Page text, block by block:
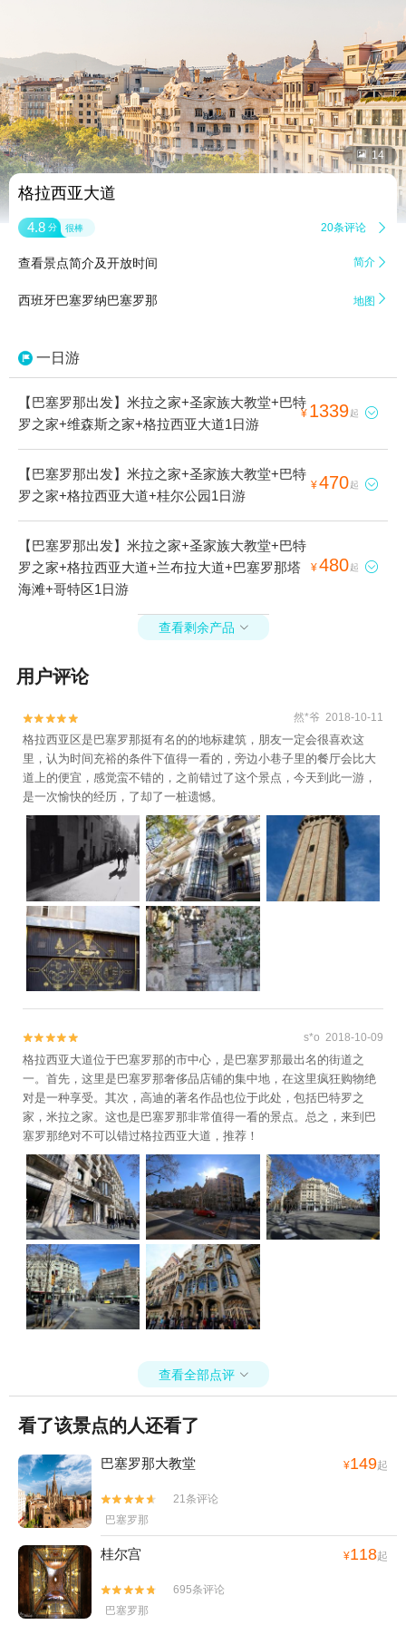
 14
格拉西亚大道
4.8 分 很棒 20条评论 
查看景点简介及开放时间 简介 
西班牙巴塞罗纳巴塞罗那 地图 
一日游
【巴塞罗那出发】米拉之家+圣家族大教堂+巴特
罗之家+维森斯之家+格拉西亚大道1日游
¥ 1339起 
【巴塞罗那出发】米拉之家+圣家族大教堂+巴特
罗之家+格拉西亚大道+桂尔公园1日游
¥470起 
【巴塞罗那出发】米拉之家+圣家族大教堂+巴特
罗之家+格拉西亚大道+兰布拉大道+巴塞罗那塔
海滩+哥特区1日游
¥480起 
查看剩余产品 
用户评论

 然*爷 2018-10-11
格拉西亚区是巴塞罗那挺有名的的地标建筑，朋友一定会很喜欢这
里，认为时间充裕的条件下值得一看的，旁边小巷子里的餐厅会比大
道上的便宜，感觉蛮不错的，之前错过了这个景点，今天到此一游，
是一次愉快的经历，了却了一桩遗憾。

 s*o 2018-10-09
格拉西亚大道位于巴塞罗那的市中心，是巴塞罗那最出名的街道之
一。首先，这里是巴塞罗那奢侈品店铺的集中地，在这里疯狂购物绝
对是一种享受。其次，高迪的著名作品也位于此处，包括巴特罗之
家，米拉之家。这也是巴塞罗那非常值得一看的景点。总之，来到巴
塞罗那绝对不可以错过格拉西亚大道，推荐！
查看全部点评 
看了该景点的人还看了
巴塞罗那大教堂 ¥149起


21条评论
巴塞罗那
桂尔宫 ¥118起


695条评论
巴塞罗那